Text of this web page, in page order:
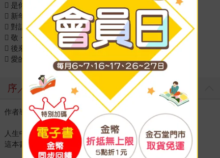
 是你
 新年快樂
 對話
 敬・人生
 後來的我們
 愛的物理學
序／導讀
作者導讀音頻：
人生中有些地方，一旦踏上，就會永遠留在心裡。
這本書裡的小島，對我來說就是這樣的存在。